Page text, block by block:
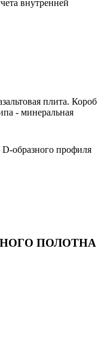
внутренней
плита. Короб
- минеральная
D-образного профиля
ПОЛОТНА